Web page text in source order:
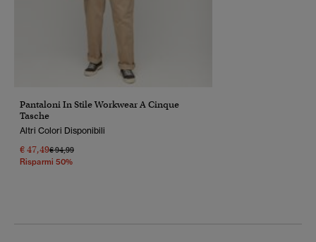
Pantaloni In Stile Workwear A Cinque
Tasche
Altri Colori Disponibili
€ 47,49Prezzo Ridotto Da
€ 94,99A
Risparmi 50%